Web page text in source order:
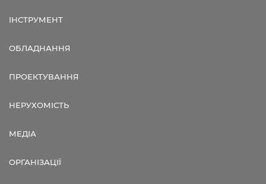
ІНСТРУМЕНТ
ОБЛАДНАННЯ
ПРОЕКТУВАННЯ
НЕРУХОМІСТЬ
МЕДІА
ОРГАНІЗАЦІЇ